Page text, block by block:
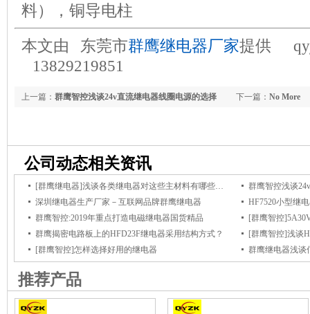
料），铜导电柱
本文由 东莞市群鹰继电器厂家提供
13829219851
下一篇： No More
上一篇： 群鹰智控浅谈24v直流继电器线圈电源的选择
公司动态相关资讯
[群鹰继电器]浅谈各类继电器对这些主材料有哪些特别的要求？
群鹰智控浅谈
深圳继电器生产厂家－互联网品牌群鹰继电器
群鹰智控:2019年重点打造电磁继电器国货精品
群鹰揭密电路板上的HFD23F继电器采用结构方式？
[群鹰智控]浅谈
[群鹰智控]怎样选择好用的继电器
推荐产品